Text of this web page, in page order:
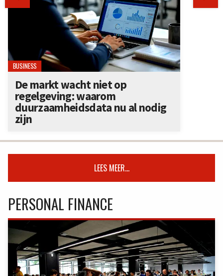
BUSINESS
De markt wacht niet op
regelgeving: waarom
duurzaamheidsdata nu al nodig
zijn
LEES MEER...
PERSONAL FINANCE